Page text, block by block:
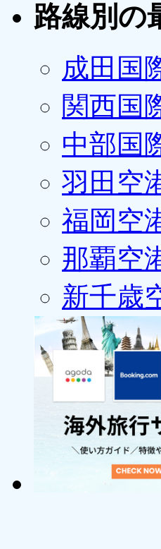
路線別の
成田国
関西国
中部国
羽田空
福岡空
那覇空
新千歳